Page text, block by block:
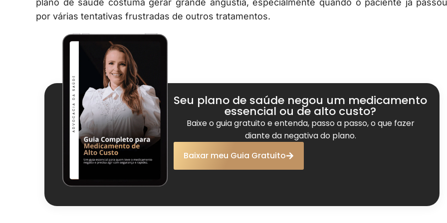
plano de saúde costuma gerar grande angústia, especialmente quando o paciente já
por várias tentativas frustradas de outros tratamentos.
Seu plano de saúde negou um medicamento
essencial ou de alto custo?
Baixe o guia gratuito e entenda, passo a passo, o que fazer
diante da negativa do plano.
Baixar meu Guia Gratuito